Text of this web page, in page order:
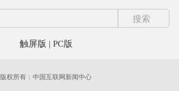
触屏版 | PC版
版权所有：中国互联网新闻中心